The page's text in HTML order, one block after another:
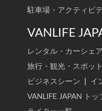
駐車場・アクティビ
VANLIFE
レンタル・カーシェア
旅行・観光・スポット
ビジネスシーン
イ
VANLIFE JAPAN トッ